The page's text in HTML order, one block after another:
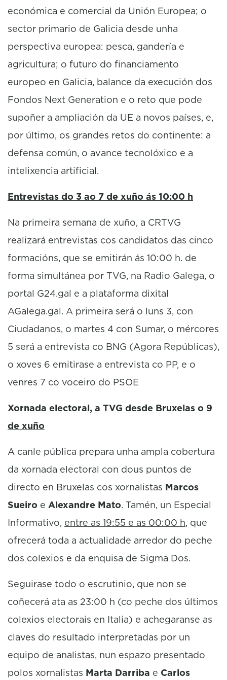
económica e comercial da Unión Europea; o
sector primario de Galicia desde unha
perspectiva europea: pesca, gandería e
agricultura; o futuro do financiamento
europeo en Galicia, balance da execución dos
Fondos Next Generation e o reto que pode
supoñer a ampliación da UE a novos países, e,
por último, os grandes retos do continente: a
defensa común, o avance tecnolóxico e a
intelixencia artificial.
Entrevistas do 3 ao 7 de xuño ás 10:00 h
Na primeira semana de xuño, a CRTVG
realizará entrevistas cos candidatos das cinco
formacións, que se emitirán ás 10:00 h. de
forma simultánea por TVG, na Radio Galega, o
portal G24.gal e a plataforma dixital
AGalega.gal. A primeira será o luns 3, con
Ciudadanos, o martes 4 con Sumar, o mércores
5 será a entrevista co BNG (Agora Repúblicas),
o xoves 6 emitirase a entrevista co PP, e o
venres 7 co voceiro do PSOE
Xornada electoral, a TVG desde Bruxelas o 9
de xuño
A canle pública prepara unha ampla cobertura
da xornada electoral con dous puntos de
directo en Bruxelas cos xornalistas Marcos
Sueiro e Alexandre Mato. Tamén, un Especial
Informativo, entre as 19:55 e as 00:00 h, que
ofrecerá toda a actualidade arredor do peche
dos colexios e da enquisa de Sigma Dos.
Seguirase todo o escrutinio, que non se
coñecerá ata as 23:00 h (co peche dos últimos
colexios electorais en Italia) e achegaranse as
claves do resultado interpretadas por un
equipo de analistas, nun espazo presentado
polos xornalistas Marta Darriba e Carlos